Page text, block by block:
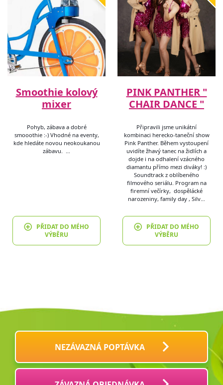
Smoothie kolový
mixer
Pohyb, zábava a dobré
smooothie :-) Vhodné na eventy,
kde hledáte novou neokoukanou
zábavu. …
PŘIDAT DO MÉHO
VÝBĚRU
PINK PANTHER "
CHAIR DANCE "
Připravili jsme unikátní
kombinaci herecko-taneční show
Pink Panther. Během vystoupení
uvidíte žhavý tanec na židlích a
dojde i na odhalení vzácného
diamantu přímo mezi diváky! :)
Soundtrack z oblíbeného
filmového seriálu. Program na
firemní večírky, dospělácké
narozeniny, family day , Silv…
PŘIDAT DO MÉHO
VÝBĚRU
NEZÁVAZNÁ POPTÁVKA